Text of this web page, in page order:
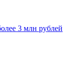
3 млн рублей